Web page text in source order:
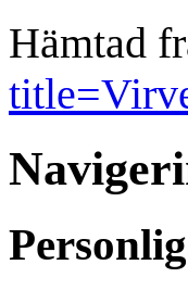
Hämtad